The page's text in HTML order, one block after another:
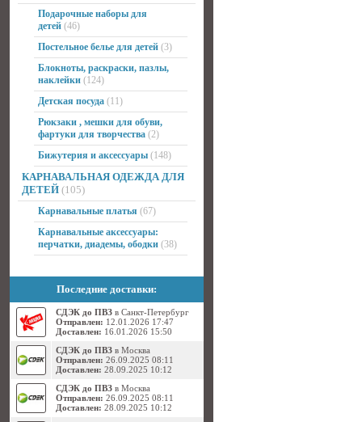
Подарочные наборы для
детей (46)
Постельное белье для детей (3)
Блокноты, раскраски, пазлы,
наклейки (124)
Детская посуда (11)
Рюкзаки , мешки для обуви,
фартуки для творчества (2)
Бижутерия и аксессуары (148)
КАРНАВАЛЬНАЯ ОДЕЖДА ДЛЯ
ДЕТЕЙ (105)
Карнавальные платья (67)
Карнавальные аксессуары:
перчатки, диадемы, ободки (38)
Последние доставки:
СДЭК до ПВЗ в Санкт-Петербург
Отправлен: 12.01.2026 17:47
Доставлен: 16.01.2026 15:50
СДЭК до ПВЗ в Москва
Отправлен: 26.09.2025 08:11
Доставлен: 28.09.2025 10:12
СДЭК до ПВЗ в Москва
Отправлен: 26.09.2025 08:11
Доставлен: 28.09.2025 10:12